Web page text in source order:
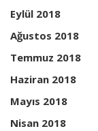
Eylül 2018
Ağustos 2018
Temmuz 2018
Haziran 2018
Mayıs 2018
Nisan 2018